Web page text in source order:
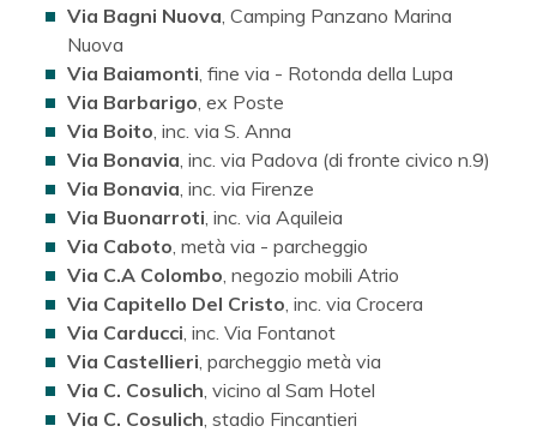
Via Bagni Nuova , Camping Panzano Marina
Nuova
Via Baiamonti , fine via - Rotonda della Lupa
Via Barbarigo , ex Poste
Via Boito , inc. via S. Anna
Via Bonavia , inc. via Padova (di fronte civico n.9)
Via Bonavia , inc. via Firenze
Via Buonarroti , inc. via Aquileia
Via Caboto , metà via - parcheggio
Via C.A Colombo , negozio mobili Atrio
Via Capitello Del Cristo , inc. via Crocera
Via Carducci , inc. Via Fontanot
Via Castellieri , parcheggio metà via
Via C. Cosulich , vicino al Sam Hotel
Via C. Cosulich , stadio Fincantieri